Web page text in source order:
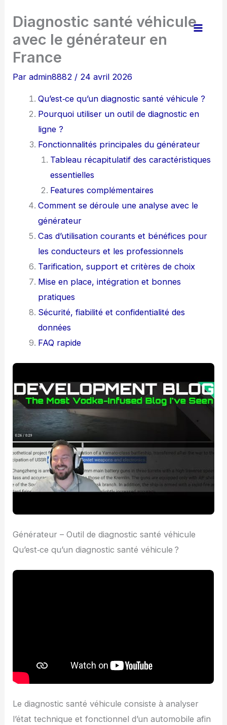
contenu
Diagnostic santé véhicule
avec le générateur en
France
Paradmin8882 / 24 avril 2026
Qu’est‑ce qu’un diagnostic santé véhicule ?
Pourquoi utiliser un outil de diagnostic en
ligne ?
Fonctionnalités principales du générateur
Tableau récapitulatif des caractéristiques
essentielles
Features complémentaires
Comment se déroule une analyse avec le
générateur
Cas d’utilisation courants et bénéfices pour
les conducteurs et les professionnels
Tarification, support et critères de choix
Mise en place, intégration et bonnes
pratiques
Sécurité, fiabilité et confidentialité des
données
FAQ rapide
Générateur – Outil de diagnostic santé véhicule
Qu’est‑ce qu’un diagnostic santé véhicule ?
Le diagnostic santé véhicule consiste à analyser
l’état technique et fonctionnel d’un automobile afin